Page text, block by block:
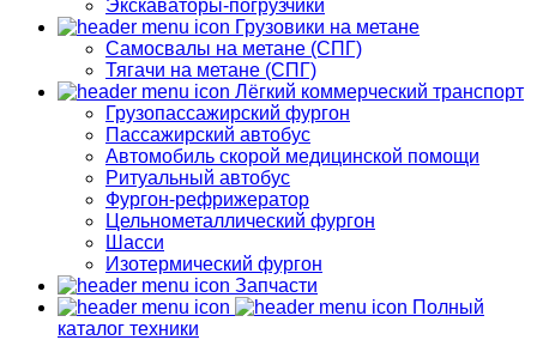
Экскаваторы-погрузчики
Грузовики на метане
Самосвалы на метане (СПГ)
Тягачи на метане (СПГ)
Лёгкий коммерческий транспорт
Грузопассажирский фургон
Пассажирский автобус
Автомобиль скорой медицинской помощи
Ритуальный автобус
Фургон-рефрижератор
Цельнометаллический фургон
Шасси
Изотермический фургон
Запчасти
Полный
каталог техники